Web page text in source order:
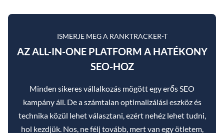
ISMERJE MEG A RANKTRACKER-T
AZ ALL-IN-ONE PLATFORM A HATÉKONY
SEO-HOZ
Minden sikeres vállalkozás mögött egy erős SEO
kampány áll. De a számtalan optimalizálási eszköz és
technika közül lehet választani, ezért nehéz lehet tudni,
hol kezdjük. Nos, ne félj tovább, mert van egy ötletem,